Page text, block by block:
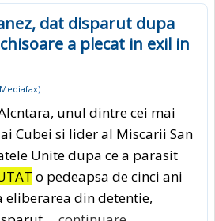
dat disparut dupa
a plecat in exil in
Mediafax)
unul dintre cei mai
Cubei si lider al Miscarii San
Unite dupa ce a parasit
o pedeapsa de cinci ani
eliberarea din detentie,